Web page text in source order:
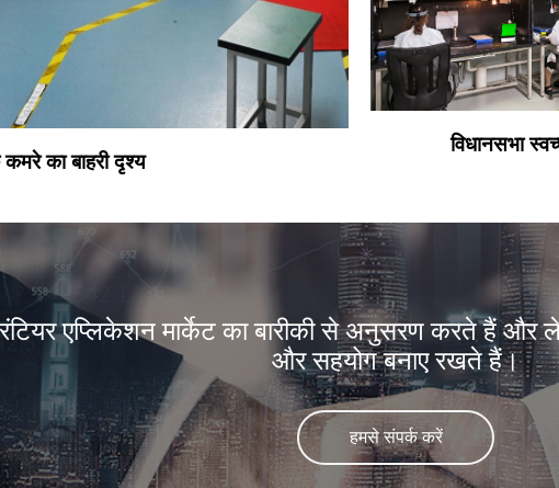
का बाहरी दृश्य
विधानसभा
एप्लिकेशन मार्केट का बारीकी से अनुसरण करते हैं और
और सहयोग बनाए रखते हैं।
हमसे संपर्क करें